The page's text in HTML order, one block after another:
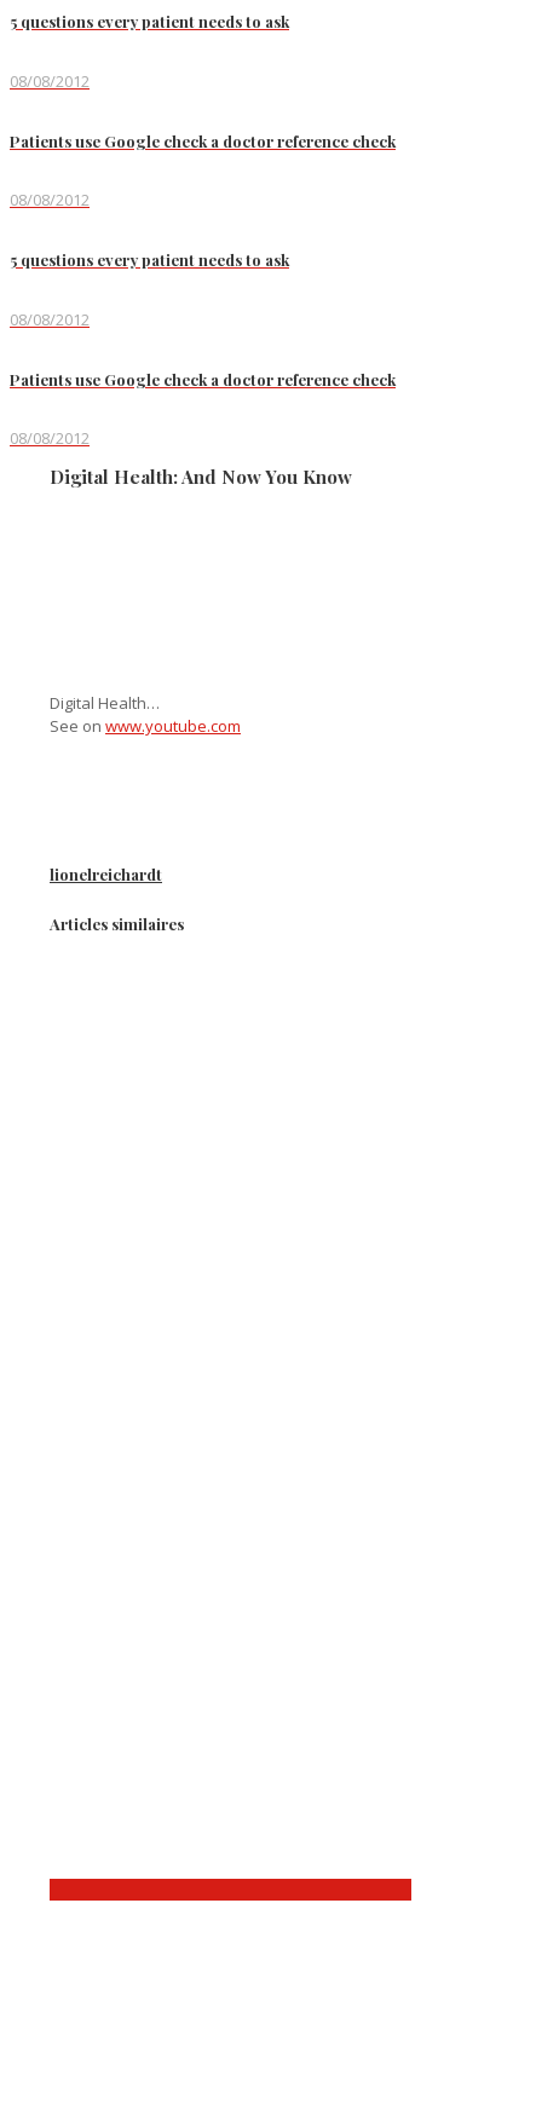
5 questions every patient needs to ask
08/08/2012
Patients use Google check a doctor reference check
08/08/2012
5 questions every patient needs to ask
08/08/2012
Patients use Google check a doctor reference check
08/08/2012
Digital Health: And Now You Know
Digital Health…
See on www.youtube.com
lionelreichardt
Articles similaires